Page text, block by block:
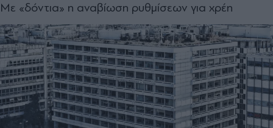
Με «δόντια» η αναβίωση ρυθμίσεων για χρέη